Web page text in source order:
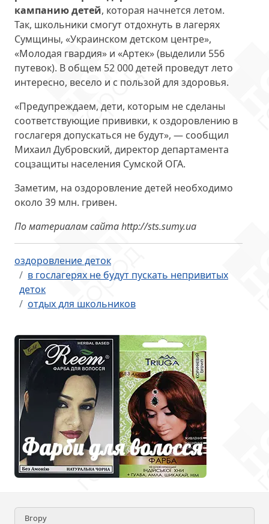
кампанию детей, которая начнется летом.
Так, школьники смогут отдохнуть в лагерях
Сумщины, «Украинском детском центре»,
«Молодая гвардия» и «Артек» (выделили 556
путевок). В общем 52 000 детей проведут лето
интересно, весело и с пользой для здоровья.
«Предупреждаем, дети, которым не сделаны
соответствующие прививки, к оздоровлению в
гослагеря допускаться не будут», — сообщил
Михаил Дубровский, директор департамента
соцзащиты населения Сумской ОГА.
Заметим, на оздоровление детей необходимо
около 39 млн. гривен.
По материалам сайта http://sts.sumy.ua
оздоровление деток
в гослагерях не будут пускать непривитых
деток
отдых для школьников
Вгору